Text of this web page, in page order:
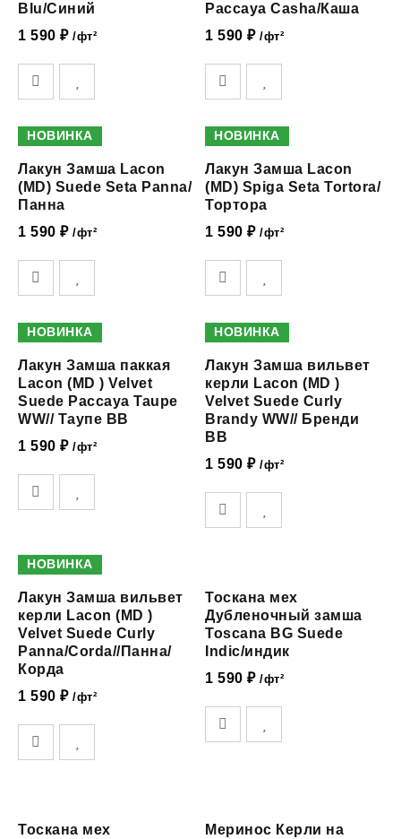
Blu/Синий
1 590 ₽/фт²
Paccaya Casha/Каша
1 590 ₽/фт²
НОВИНКА
Лакун Замша Lacon
(MD) Suede Seta Panna/
Панна
1 590 ₽/фт²
НОВИНКА
Лакун Замша Lacon
(MD) Spiga Seta Tortora/
Тортора
1 590 ₽/фт²
НОВИНКА
Лакун Замша паккая
Lacon (MD ) Velvet
Suede Paccaya Taupe
WW// Таупе ВВ
1 590 ₽/фт²
НОВИНКА
Лакун Замша вильвет
керли Lacon (MD )
Velvet Suede Curly
Brandy WW// Бренди
ВВ
1 590 ₽/фт²
НОВИНКА
Лакун Замша вильвет
керли Lacon (MD )
Velvet Suede Curly
Panna/Corda//Панна/
Корда
1 590 ₽/фт²
Тоскана мех
Дубленочный замша
Toscana BG Suede
Indic/индик
1 590 ₽/фт²
Тоскана мех
Меринос Керли на